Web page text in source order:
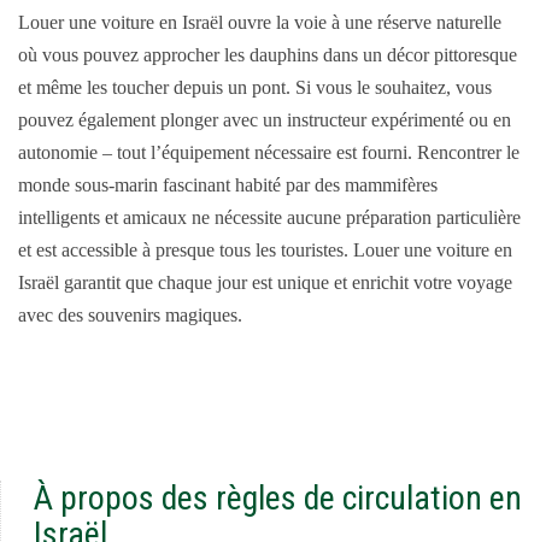
Louer une voiture en Israël ouvre la voie à une réserve naturelle
où vous pouvez approcher les dauphins dans un décor pittoresque
et même les toucher depuis un pont. Si vous le souhaitez, vous
pouvez également plonger avec un instructeur expérimenté ou en
autonomie – tout l’équipement nécessaire est fourni. Rencontrer le
monde sous-marin fascinant habité par des mammifères
intelligents et amicaux ne nécessite aucune préparation particulière
et est accessible à presque tous les touristes. Louer une voiture en
Israël garantit que chaque jour est unique et enrichit votre voyage
avec des souvenirs magiques.
À propos des règles de circulation en